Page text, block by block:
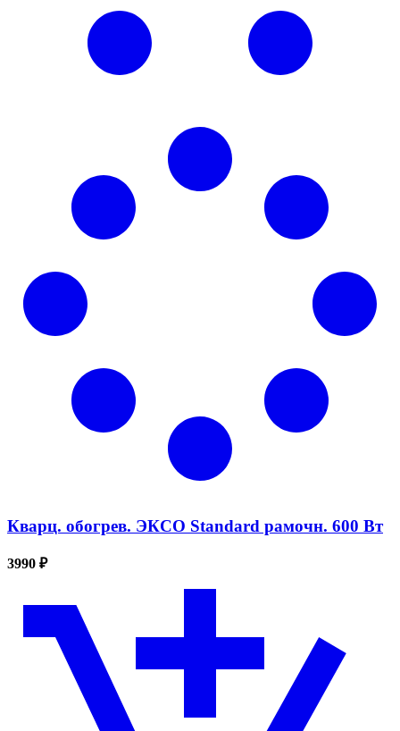
Кварц. обогрев. ЭКСО Standard рамочн. 600 Вт
3990 ₽